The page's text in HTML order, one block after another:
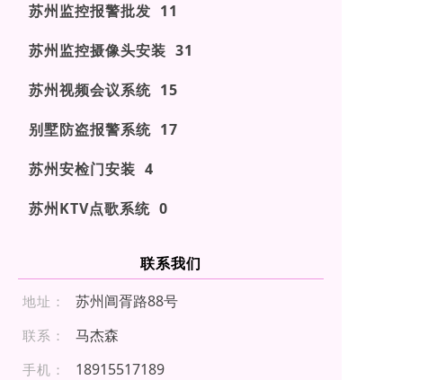
苏州监控报警批发 11
苏州监控摄像头安装 31
苏州视频会议系统 15
别墅防盗报警系统 17
苏州安检门安装 4
苏州KTV点歌系统 0
联系我们
地址： 苏州阊胥路88号
联系： 马杰森
手机： 18 9 155 17 18 9